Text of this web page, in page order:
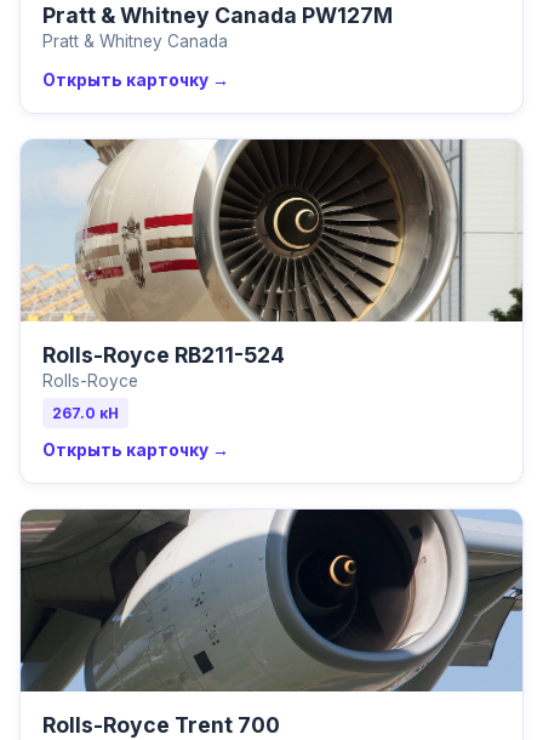
Pratt & Whitney Canada PW127M
Pratt & Whitney Canada
Открыть карточку →
Rolls-Royce RB211-524
Rolls-Royce
267.0 кН
Открыть карточку →
Rolls-Royce Trent 700